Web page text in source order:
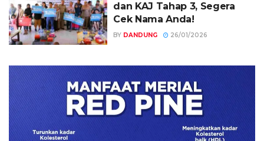
dan KAJ Tahap 3, Segera
Cek Nama Anda!
BY DANDUNG 26/01/2026